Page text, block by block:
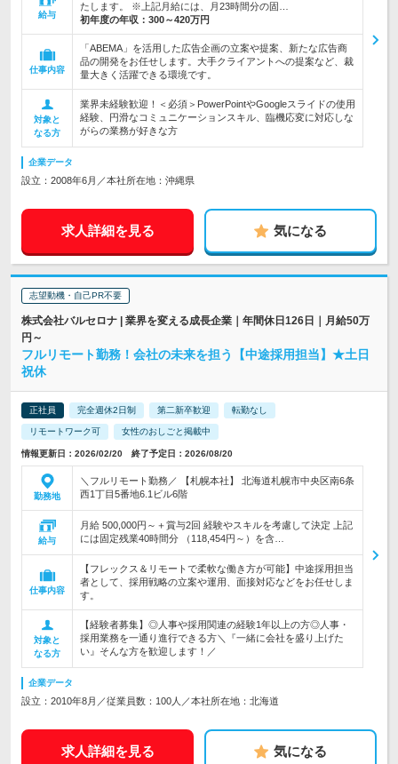
給与
たします。 ※上記月給には、月23時間分の固…
初年度の年収： 300～420万円
仕事内容
「ABEMA」を活用した広告企画の立案や提案、新たな広告商
品の開発をお任せします。大手クライアントへの提案など、裁
量大きく活躍できる環境です。
対象と
なる方
業界未経験歓迎！＜必須＞PowerPointやGoogleスライドの使用
経験、円滑なコミュニケーションスキル、臨機応変に対応しな
がらの業務が好きな方
企業データ
設立：2008年6月／本社所在地：沖縄県
求人詳細を見る 気になる
志望動機・自己PR不要
株式会社バルセロナ | 業界を変える成長企業｜年間休日126日｜月給50万
円～
フルリモート勤務！会社の未来を担う【中途採用担当】★土日
祝休
正社員 完全週休2日制 第二新卒歓迎 転勤なし
リモートワーク可 女性のおしごと掲載中
情報更新日：2026/02/20 終了予定日：2026/08/20
勤務地
＼フルリモート勤務／ 【札幌本社】 北海道札幌市中央区南6条
西1丁目5番地6.1ビル6階
給与
月給 500,000円～＋賞与2回 経験やスキルを考慮して決定 上記
には固定残業40時間分 （118,454円～）を含…
仕事内容
【フレックス＆リモートで柔軟な働き方が可能】中途採用担当
者として、採用戦略の立案や運用、面接対応などをお任せしま
す。
対象と
なる方
【経験者募集】◎人事や採用関連の経験1年以上の方◎人事・
採用業務を一通り進行できる方＼『一緒に会社を盛り上げた
い』そんな方を歓迎します！／
企業データ
設立：2010年8月／従業員数：100人／本社所在地：北海道
求人詳細を見る 気になる